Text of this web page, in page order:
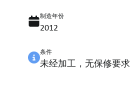
制造年份
2012
条件
未经加工，无保修要求